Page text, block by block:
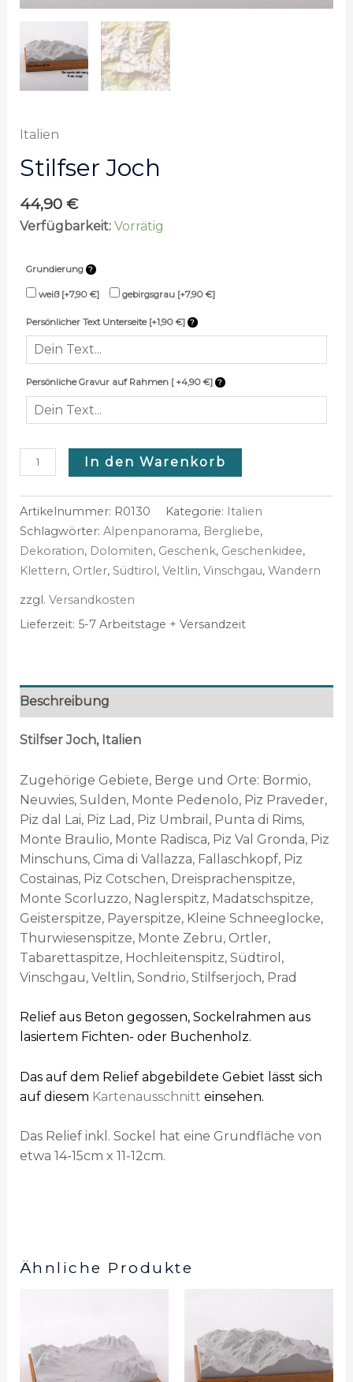
Italien
Stilfser Joch
44,90 €
Verfügbarkeit: Vorrätig
Grundierung
weiß [+7,90 €] gebirgsgrau [+7,90 €]
Persönlicher Text Unterseite [+1,90 €]
Persönliche Gravur auf Rahmen [ +4,90 €]
In den Warenkorb
Artikelnummer: R0130 Kategorie: Italien
Schlagwörter: Alpenpanorama, Bergliebe,
Dekoration, Dolomiten, Geschenk, Geschenkidee,
Klettern, Ortler, Südtirol, Veltlin, Vinschgau, Wandern
zzgl. Versandkosten
Lieferzeit: 5-7 Arbeitstage + Versandzeit
Beschreibung
Stilfser Joch, Italien
Zugehörige Gebiete, Berge und Orte: Bormio,
Neuwies, Sulden, Monte Pedenolo, Piz Praveder,
Piz dal Lai, Piz Lad, Piz Umbrail, Punta di Rims,
Monte Braulio, Monte Radisca, Piz Val Gronda, Piz
Minschuns, Cima di Vallazza, Fallaschkopf, Piz
Costainas, Piz Cotschen, Dreisprachenspitze,
Monte Scorluzzo, Naglerspitz, Madatschspitze,
Geisterspitze, Payerspitze, Kleine Schneeglocke,
Thurwiesenspitze, Monte Zebru, Ortler,
Tabarettaspitze, Hochleitenspitz, Südtirol,
Vinschgau, Veltlin, Sondrio, Stilfserjoch, Prad
Relief aus Beton gegossen, Sockelrahmen aus
lasiertem Fichten- oder Buchenholz.
Das auf dem Relief abgebildete Gebiet lässt sich
auf diesem Kartenausschnitt einsehen.
Das Relief inkl. Sockel hat eine Grundfläche von
etwa 14-15cm x 11-12cm.
Ähnliche Produkte